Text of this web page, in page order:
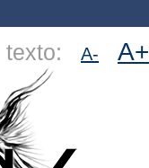
texto: A- A+